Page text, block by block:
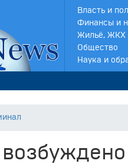
Власть и
Финансы и
Жильё, ЖКХ
Общество
Наука и